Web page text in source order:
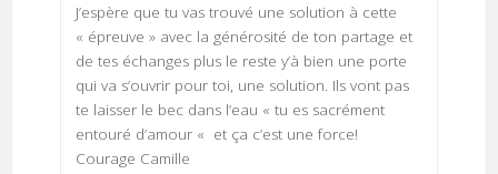
J’espère que tu vas trouvé une solution à cette
« épreuve » avec la générosité de ton partage et
de tes échanges plus le reste y’à bien une porte
qui va s’ouvrir pour toi, une solution. Ils vont pas
te laisser le bec dans l’eau « tu es sacrément
entouré d’amour « et ça c’est une force!
Courage Camille